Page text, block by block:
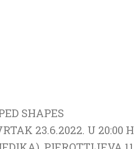
SHAPES
23.6.2022. U 20:00 H